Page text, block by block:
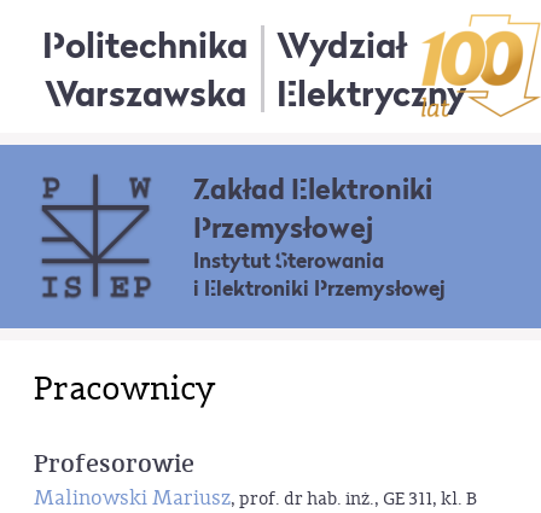
Politechnika
Warszawska
Wydział
Elektryczny
Zakład Elektroniki
Przemysłowej
Instytut Sterowania
i Elektroniki Przemysłowej
Pracownicy
Profesorowie
Malinowski Mariusz, prof. dr hab. inż., GE 311, kl. B